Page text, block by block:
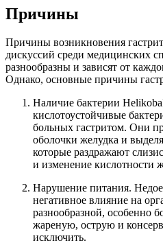
Причины
Причины возникновения
дискуссий среди медицинских
разнообразны и зависят от
Однако, основные причины
Наличие бактерии
кислотоустойчивые
больных гастритом. Они
оболочки желудка и
которые раздражают
и изменение кислотности
Нарушение питания.
негативное влияние на
разнообразной, особенно
жареную, острую и
исключить.